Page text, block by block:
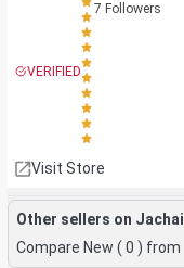
VERIFIED
7 Followers
Visit Store
Other sellers on Jachai
Compare New (0 ) from